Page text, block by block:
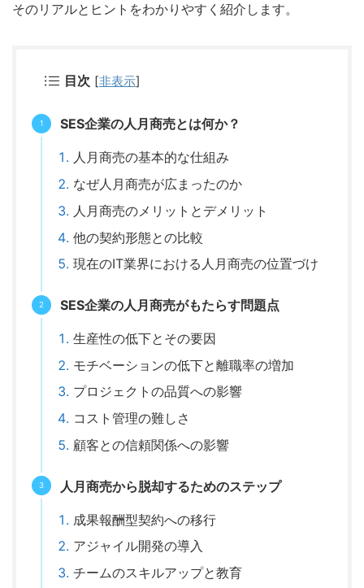
そのリアルとヒントをわかりやすく紹介します。
目次 [非表示]
SES企業の人月商売とは何か？
人月商売の基本的な仕組み
なぜ人月商売が広まったのか
人月商売のメリットとデメリット
他の契約形態との比較
現在のIT業界における人月商売の位置づけ
SES企業の人月商売がもたらす問題点
生産性の低下とその要因
モチベーションの低下と離職率の増加
プロジェクトの品質への影響
コスト管理の難しさ
顧客との信頼関係への影響
人月商売から脱却するためのステップ
成果報酬型契約への移行
アジャイル開発の導入
チームのスキルアップと教育